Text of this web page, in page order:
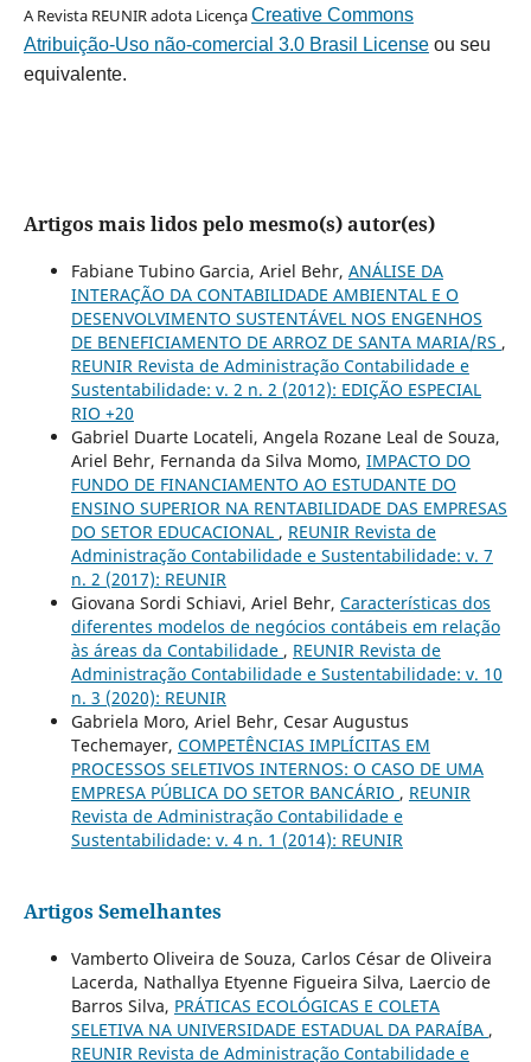
A Revista REUNIR adota LicençaCreative Commons
Atribuição-Uso não-comercial 3.0 Brasil Licenseou seu
equivalente.
Artigos mais lidos pelo mesmo(s) autor(es)
Fabiane Tubino Garcia, Ariel Behr, ANÁLISE DA
INTERAÇÃO DA CONTABILIDADE AMBIENTAL E O
DESENVOLVIMENTO SUSTENTÁVEL NOS ENGENHOS
DE BENEFICIAMENTO DE ARROZ DE SANTA MARIA/RS ,
REUNIR Revista de Administração Contabilidade e
Sustentabilidade: v. 2 n. 2 (2012): EDIÇÃO ESPECIAL
RIO +20
Gabriel Duarte Locateli, Angela Rozane Leal de Souza,
Ariel Behr, Fernanda da Silva Momo, IMPACTO DO
FUNDO DE FINANCIAMENTO AO ESTUDANTE DO
ENSINO SUPERIOR NA RENTABILIDADE DAS EMPRESAS
DO SETOR EDUCACIONAL , REUNIR Revista de
Administração Contabilidade e Sustentabilidade: v. 7
n. 2 (2017): REUNIR
Giovana Sordi Schiavi, Ariel Behr, Características dos
diferentes modelos de negócios contábeis em relação
às áreas da Contabilidade , REUNIR Revista de
Administração Contabilidade e Sustentabilidade: v. 10
n. 3 (2020): REUNIR
Gabriela Moro, Ariel Behr, Cesar Augustus
Techemayer, COMPETÊNCIAS IMPLÍCITAS EM
PROCESSOS SELETIVOS INTERNOS: O CASO DE UMA
EMPRESA PÚBLICA DO SETOR BANCÁRIO , REUNIR
Revista de Administração Contabilidade e
Sustentabilidade: v. 4 n. 1 (2014): REUNIR
Artigos Semelhantes
Vamberto Oliveira de Souza, Carlos César de Oliveira
Lacerda, Nathallya Etyenne Figueira Silva, Laercio de
Barros Silva, PRÁTICAS ECOLÓGICAS E COLETA
SELETIVA NA UNIVERSIDADE ESTADUAL DA PARAÍBA ,
REUNIR Revista de Administração Contabilidade e